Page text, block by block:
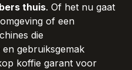
thuis. Of het nu gaat
of een
die
gebruiksgemak
koffie garant voor